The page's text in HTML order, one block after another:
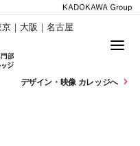
｜大阪｜名古屋
デザイン・ 映像 カレッジへ